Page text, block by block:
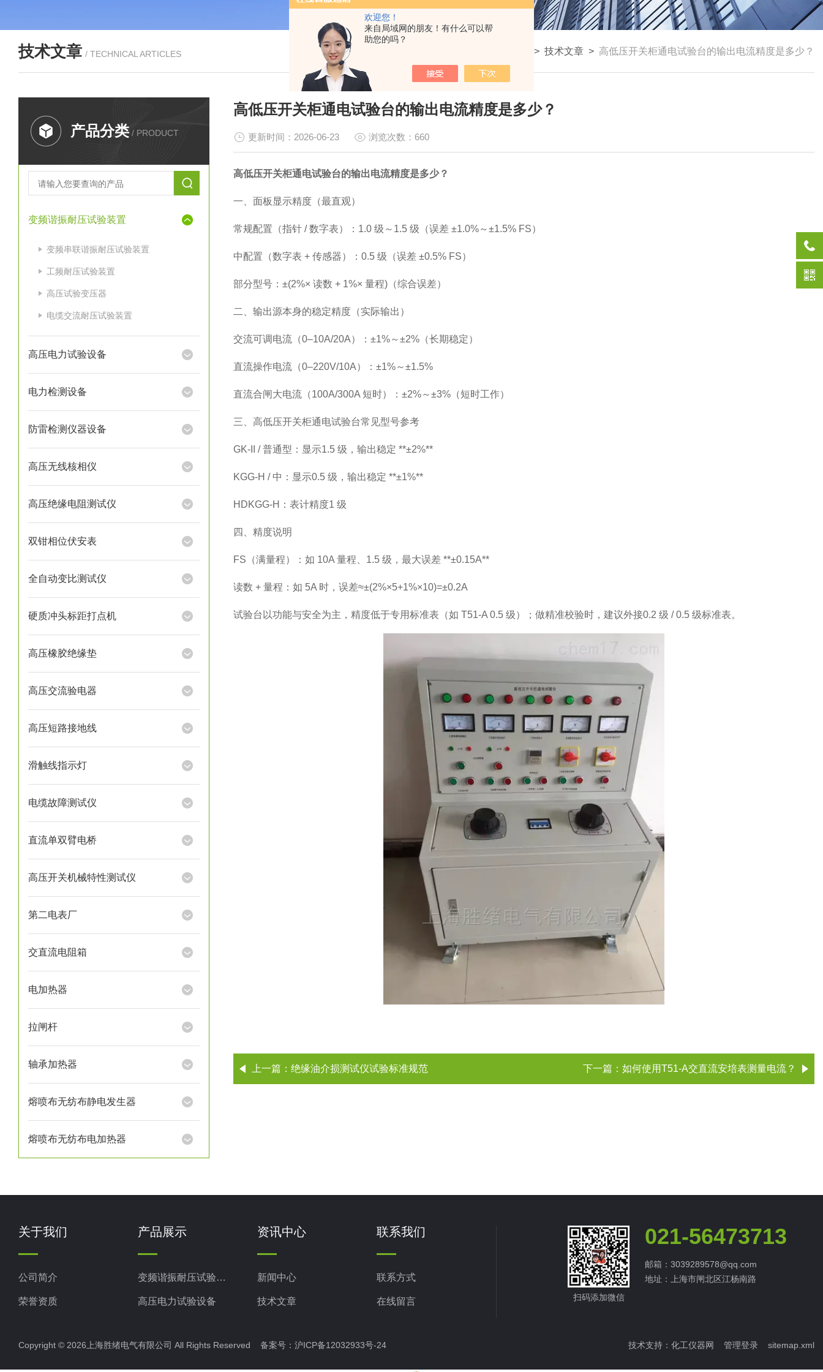
欢迎您！
来自局域网的朋友！有什么可以帮
助您的吗？
技术文章 / TECHNICAL ARTICLES > 技术文章 > 高低压开关柜通电试验台的输出电流精度是多少？
产品分类 / PRODUCT
变频谐振耐压试验装置
变频串联谐振耐压试验装置
工频耐压试验装置
高压试验变压器
电缆交流耐压试验装置
高压电力试验设备
电力检测设备
防雷检测仪器设备
高压无线核相仪
高压绝缘电阻测试仪
双钳相位伏安表
全自动变比测试仪
硬质冲头标距打点机
高压橡胶绝缘垫
高压交流验电器
高压短路接地线
滑触线指示灯
电缆故障测试仪
直流单双臂电桥
高压开关机械特性测试仪
第二电表厂
交直流电阻箱
电加热器
拉闸杆
轴承加热器
熔喷布无纺布静电发生器
熔喷布无纺布电加热器
高低压开关柜通电试验台的输出电流精度是多少？
更新时间：2026-06-23 浏览次数：660
高低压开关柜通电试验台的输出电流精度是多少？
一、面板显示精度（最直观）
常规配置（指针 / 数字表）：1.0 级～1.5 级（误差 ±1.0%～±1.5% FS）
中配置（数字表 + 传感器）：0.5 级（误差 ±0.5% FS）
部分型号：±(2%× 读数 + 1%× 量程)（综合误差）
二、输出源本身的稳定精度（实际输出）
交流可调电流（0–10A/20A）：±1%～±2%（长期稳定）
直流操作电流（0–220V/10A）：±1%～±1.5%
直流合闸大电流（100A/300A 短时）：±2%～±3%（短时工作）
三、高低压开关柜通电试验台常见型号参考
GK-II / 普通型：显示1.5 级，输出稳定 **±2%**
KGG-H / 中：显示0.5 级，输出稳定 **±1%**
HDKGG-H：表计精度1 级
四、精度说明
FS（满量程）：如 10A 量程、1.5 级，最大误差 **±0.15A**
读数 + 量程：如 5A 时，误差≈±(2%×5+1%×10)=±0.2A
试验台以功能与安全为主，精度低于专用标准表（如 T51-A 0.5 级）；做精准校验时，建议外接0.2 级 / 0.5 级标准表。
上一篇： 绝缘油介损测试仪试验标准规范 下一篇： 如何使用T51-A交直流安培表测量电流？
关于我们
公司简介
荣誉资质
产品展示
变频谐振耐压试验装置
高压电力试验设备
防雷检测仪器设备
资讯中心
新闻中心
技术文章
联系我们
联系方式
在线留言 扫码添加微信
021-56473713
邮箱：3039289578@qq.com
地址：上海市闸北区江杨南路
Copyright © 2026上海胜绪电气有限公司 All Rights Reserved 备案号： 沪ICP备12032933号-24 技术支持： 化工仪器网 管理登录 sitemap.xml